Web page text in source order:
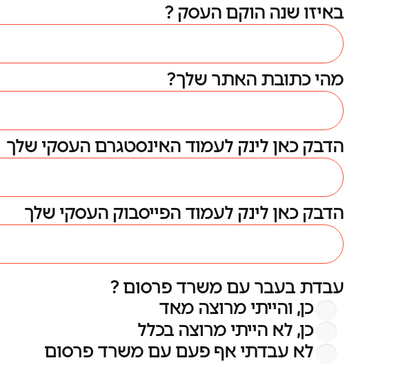
באיזו שנה הוקם העסק ?
מהי כתובת האתר שלך?
הדבק כאן לינק לעמוד האינסטגרם העסקי שלך
הדבק כאן לינק לעמוד הפייסבוק העסקי שלך
עבדת בעבר עם משרד פרסום ?
כן, והייתי מרוצה מאד
כן, לא הייתי מרוצה בכלל
לא עבדתי אף פעם עם משרד פרסום